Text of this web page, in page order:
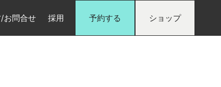
お問合せ 採用 予約する ショップ